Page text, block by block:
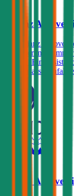
Allianz
Die Allianz
werden. Ein
KFZ-
Zurich